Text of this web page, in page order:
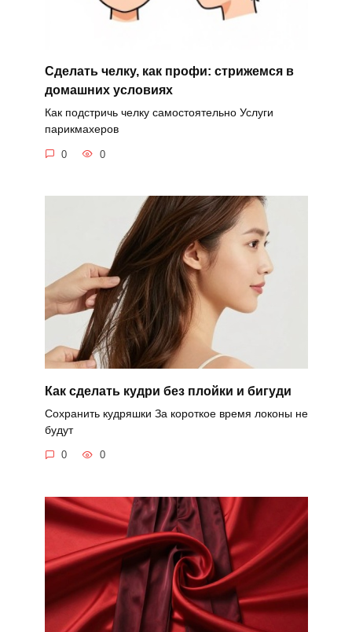
Сделать челку, как профи: стрижемся в
домашних условиях
Как подстричь челку самостоятельно Услуги
парикмахеров
0 0
Как сделать кудри без плойки и бигуди
Сохранить кудряшки За короткое время локоны не
будут
0 0